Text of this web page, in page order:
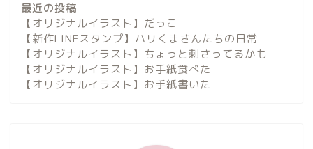
最近の投稿
【オリジナルイラスト】だっこ
【新作LINEスタンプ】ハリくまさんたちの日常
【オリジナルイラスト】ちょっと刺さってるかも
【オリジナルイラスト】お手紙食べた
【オリジナルイラスト】お手紙書いた